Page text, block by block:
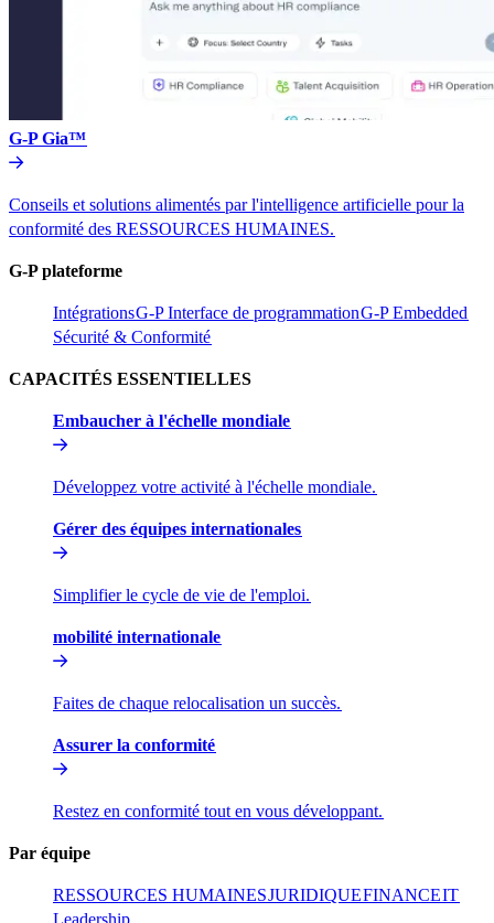
G-P Gia™​​
Conseils et solutions alimentés par l'intelligence artificielle pour la
conformité des RESSOURCES HUMAINES.​​
G-P plateforme​​
Intégrations​​G-P Interface de programmation​​G-P Embedded​​
Sécurité & Conformité​​
CAPACITÉS ESSENTIELLES​​
Embaucher à l'échelle mondiale​​
Développez votre activité à l'échelle mondiale.​​
Gérer des équipes internationales​​
Simplifier le cycle de vie de l'emploi.​​
mobilité internationale​​
Faites de chaque relocalisation un succès.​​
Assurer la conformité​​
Restez en conformité tout en vous développant.​​
Par équipe​​
RESSOURCES HUMAINES​​JURIDIQUE​​FINANCE​​IT​​
Leadership​​